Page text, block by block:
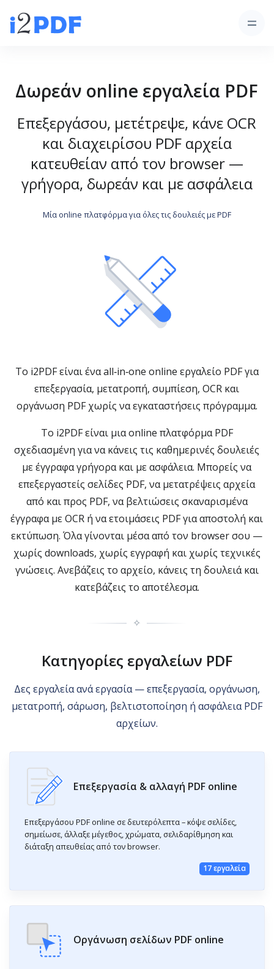
Δωρεάν online εργαλεία PDF
Επεξεργάσου, μετέτρεψε, κάνε OCR
και διαχειρίσου PDF αρχεία
κατευθείαν από τον browser —
γρήγορα, δωρεάν και με ασφάλεια
Μία online πλατφόρμα για όλες τις δουλειές με PDF
Το i2PDF είναι ένα all‑in‑one online εργαλείο PDF για
επεξεργασία, μετατροπή, συμπίεση, OCR και
οργάνωση PDF χωρίς να εγκαταστήσεις πρόγραμμα.
Το i2PDF είναι μια online πλατφόρμα PDF
σχεδιασμένη για να κάνεις τις καθημερινές δουλειές
με έγγραφα γρήγορα και με ασφάλεια. Μπορείς να
επεξεργαστείς σελίδες PDF, να μετατρέψεις αρχεία
από και προς PDF, να βελτιώσεις σκαναρισμένα
έγγραφα με OCR ή να ετοιμάσεις PDF για αποστολή και
εκτύπωση. Όλα γίνονται μέσα από τον browser σου —
χωρίς downloads, χωρίς εγγραφή και χωρίς τεχνικές
γνώσεις. Ανεβάζεις το αρχείο, κάνεις τη δουλειά και
κατεβάζεις το αποτέλεσμα.
✧
Κατηγορίες εργαλείων PDF
Δες εργαλεία ανά εργασία — επεξεργασία, οργάνωση,
μετατροπή, σάρωση, βελτιστοποίηση ή ασφάλεια PDF
αρχείων.
Επεξεργασία & αλλαγή PDF online
Επεξεργάσου PDF online σε δευτερόλεπτα – κόψε σελίδες,
σημείωσε, άλλαξε μέγεθος, χρώματα, σελιδαρίθμηση και
διάταξη απευθείας από τον browser.
17 εργαλεία
Οργάνωση σελίδων PDF online